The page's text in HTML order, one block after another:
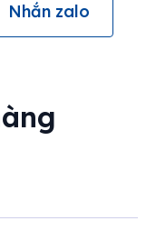
Nhắn zalo